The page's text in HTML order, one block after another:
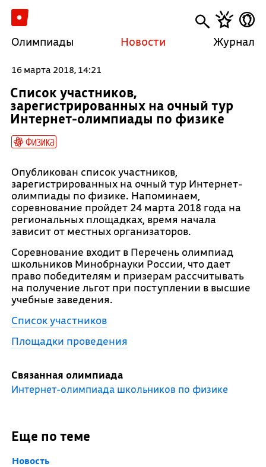
Олимпиады Новости Журнал
16 марта 2018, 14:21
Список участников,
зарегистрированных на очный тур
Интернет-олимпиады по физике
Физика
Опубликован список участников,
зарегистрированных на очный тур Интернет-
олимпиады по физике. Напоминаем,
соревнование пройдет 24 марта 2018 года на
региональных площадках, время начала
зависит от местных организаторов.
Соревнование входит в Перечень олимпиад
школьников Минобрнауки России, что дает
право победителям и призерам рассчитывать
на получение льгот при поступлении в высшие
учебные заведения.
Список участников
Площадки проведения
Связанная олимпиада
Интернет-олимпиада школьников по физике
Еще по теме
Новость